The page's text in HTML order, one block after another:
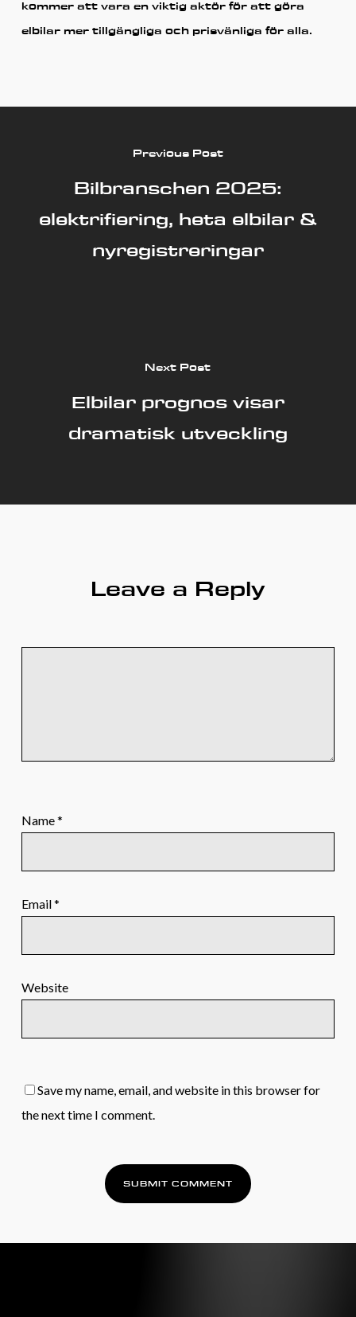
kommer att vara en viktig aktör för att göra
elbilar mer tillgängliga och prisvänliga för alla.
Previous Post
Bilbranschen 2025:
elektrifiering, heta elbilar &
nyregistreringar
Next Post
Elbilar prognos visar
dramatisk utveckling
Leave a Reply
Name*
Email*
Website
Save my name, email, and website in this browser for
the next time I comment.